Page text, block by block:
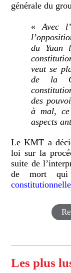
générale du
«Avec
du Yuan
veut se
de la
des
à mal, ce
aspects
Le KMT a
loi sur la
suite de
de mort
Les plus